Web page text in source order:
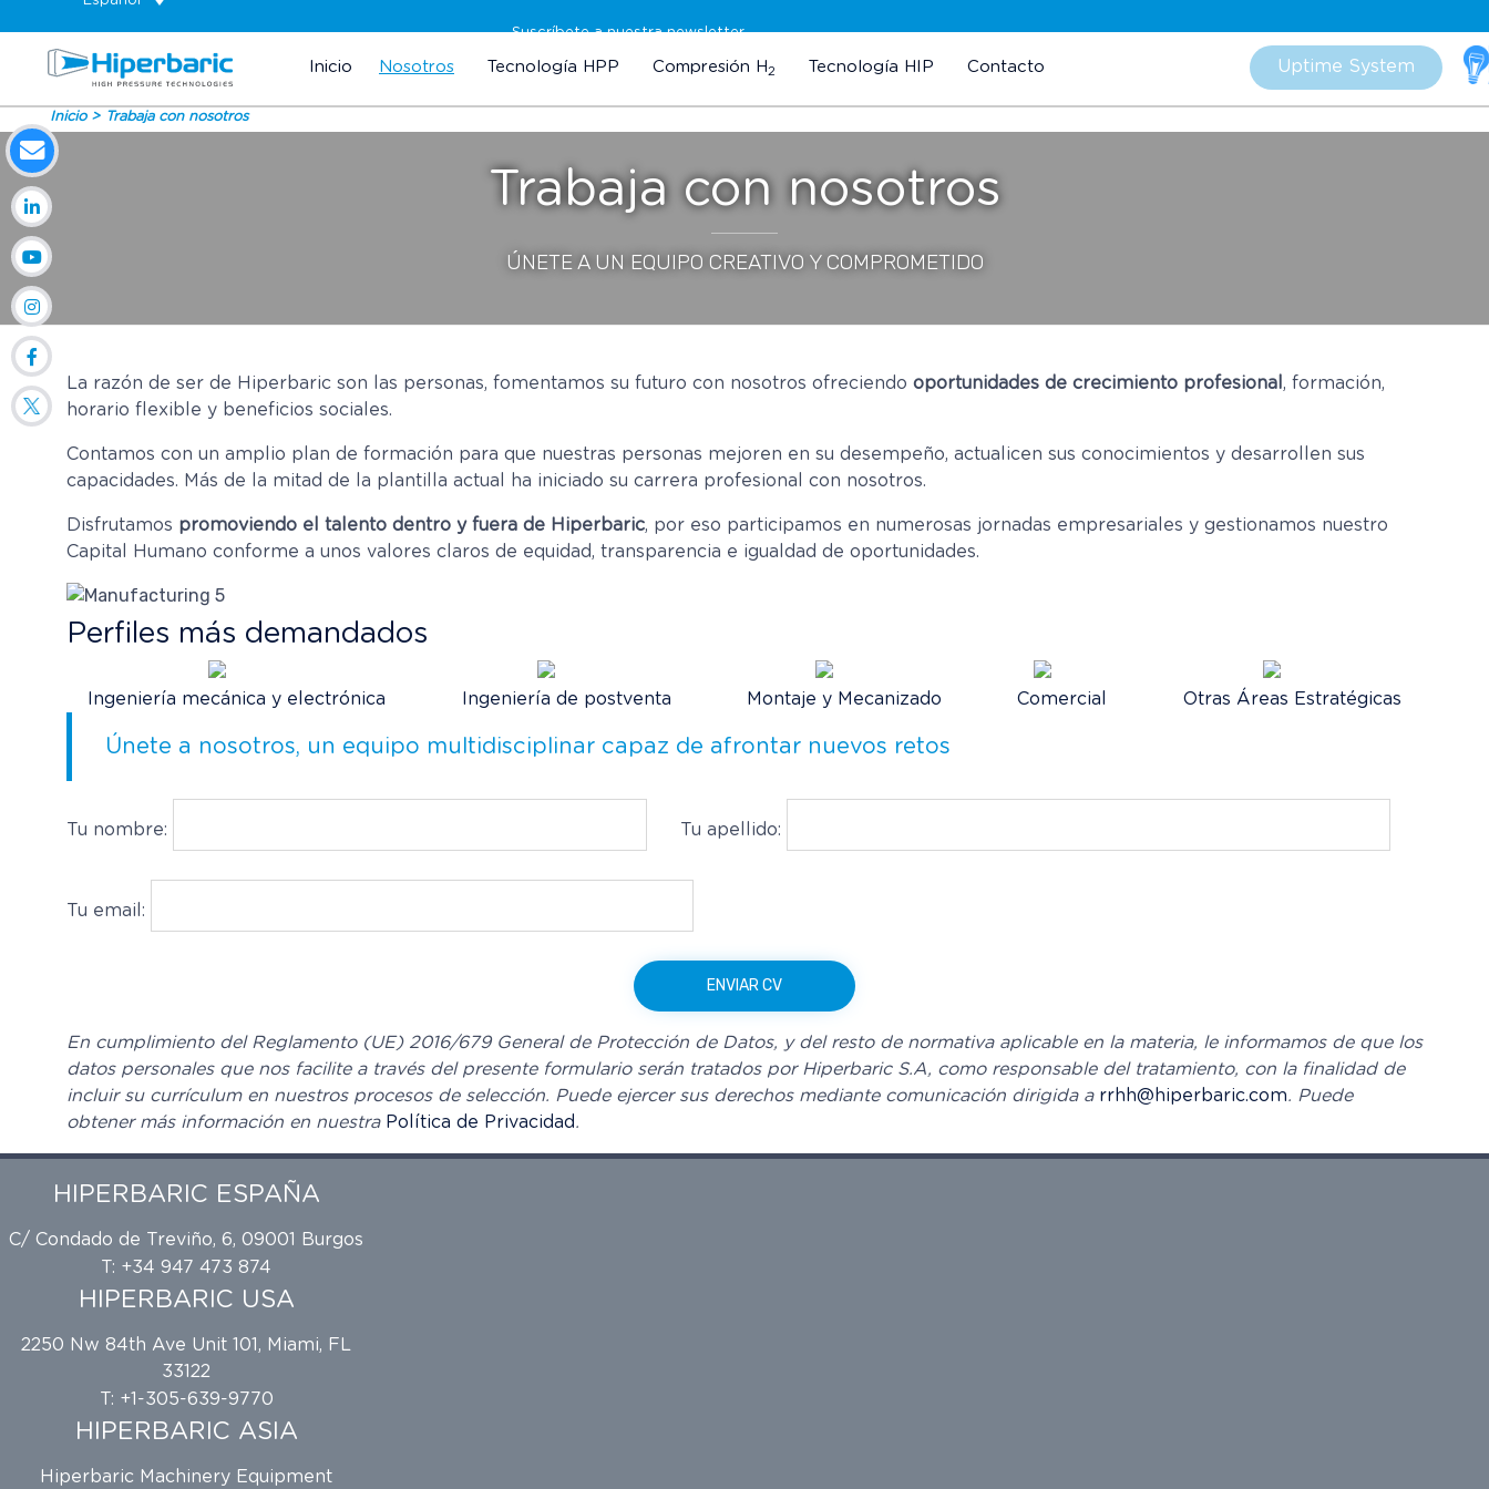
Suscríbete a nuestra newsletter
Skip
Inicio Nosotros Tecnología HPP Compresión H2 Tecnología HIP Contacto Uptime System
Inicio Trabaja con nosotros
Trabaja con nosotros
ÚNETE A UN EQUIPO CREATIVO Y COMPROMETIDO
La razón de ser de Hiperbaric son las personas, fomentamos su futuro con nosotros ofreciendo oportunidades de crecimiento profesional , formación,
horario flexible y beneficios sociales.
Contamos con un amplio plan de formación para que nuestras personas mejoren en su desempeño, actualicen sus conocimientos y desarrollen sus
capacidades. Más de la mitad de la plantilla actual ha iniciado su carrera profesional con nosotros.
Disfrutamos promoviendo el talento dentro y fuera de Hiperbaric, por eso participamos en numerosas jornadas empresariales y gestionamos nuestro
Capital Humano conforme a unos valores claros de equidad, transparencia e igualdad de oportunidades.
Perfiles más demandados
Ingeniería mecánica y electrónica Ingeniería de postventa Montaje y Mecanizado Comercial Otras Áreas Estratégicas
Únete a nosotros, un equipo multidisciplinar capaz de afrontar nuevos retos
Tu nombre: Tu apellido:
Tu email:
En cumplimiento del Reglamento (UE) 2016/679 General de Protección de Datos, y del resto de normativa aplicable en la materia, le informamos de que los
datos personales que nos facilite a través del presente formulario serán tratados por Hiperbaric S.A, como responsable del tratamiento, con la finalidad de
incluir su currículum en nuestros procesos de selección. Puede ejercer sus derechos mediante comunicación dirigida a rrhh@hiperbaric.com. Puede
obtener más información en nuestra Política de Privacidad.
HIPERBARIC ESPAÑA
C/ Condado de Treviño, 6, 09001 Burgos
T: +34 947 473 874
HIPERBARIC USA
2250 Nw 84th Ave Unit 101, Miami, FL
33122
T: +1-305-639-9770
HIPERBARIC ASIA
Hiperbaric Machinery Equipment